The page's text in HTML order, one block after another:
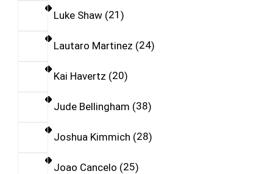
Luke Shaw 21
Lautaro Martinez 24
Kai Havertz 20
Jude Bellingham 38
Joshua Kimmich 28
Joao Cancelo 25